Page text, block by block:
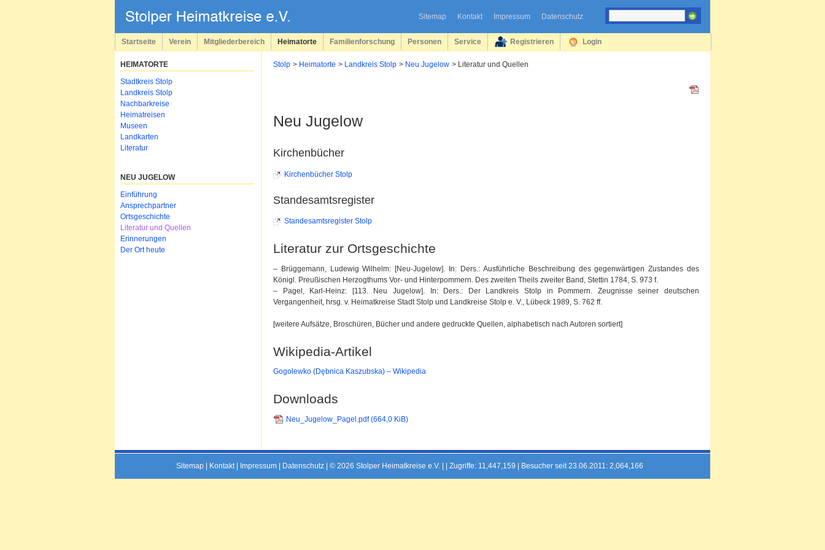
Sitemap Kontakt Impressum Datenschutz
überspringen
Startseite Verein Mitgliederbereich Heimatorte Familienforschung Personen Service Registrieren Login
Stolp Heimatorte Landkreis Stolp Neu Jugelow Literatur und Quellen
Neu Jugelow
Kirchenbücher
Kirchenbücher Stolp
Standesamtsregister
Standesamtsregister Stolp
Literatur zur Ortsgeschichte
– Brüggemann, Ludewig Wilhelm: [Neu-Jugelow]. In: Ders.: Ausführliche Beschreibung des gegenwärtigen Zustandes des
Königl. Preußischen Herzogthums Vor- und Hinterpommern. Des zweiten Theils zweiter Band, Stettin 1784, S. 973 f.
– Pagel, Karl-Heinz: [113. Neu Jugelow]. In: Ders.: Der Landkreis Stolp in Pommern. Zeugnisse seiner deutschen
Vergangenheit, hrsg. v. Heimatkreise Stadt Stolp und Landkreise Stolp e. V., Lübeck 1989, S. 762 ff.
[weitere Aufsätze, Broschüren, Bücher und andere gedruckte Quellen, alphabetisch nach Autoren sortiert]
Wikipedia-Artikel
Gogolewko (Dębnica Kaszubska) – Wikipedia
Downloads
Neu_Jugelow_Pagel.pdf(664,0 KiB)
HEIMATORTE
Navigation
überspringen
Stadtkreis Stolp
Landkreis Stolp
Nachbarkreise
Heimatreisen
Museen
Landkarten
Literatur
NEU JUGELOW
Navigation
überspringen
Einführung
Ansprechpartner
Ortsgeschichte
Literatur und Quellen
Erinnerungen
Der Ort heute
Sitemap | Kontakt | Impressum | Datenschutz | © 2026 Stolper Heimatkreise e.V. | | Zugriffe: 11,447,159 | Besucher seit 23.06.2011: 2,064,166